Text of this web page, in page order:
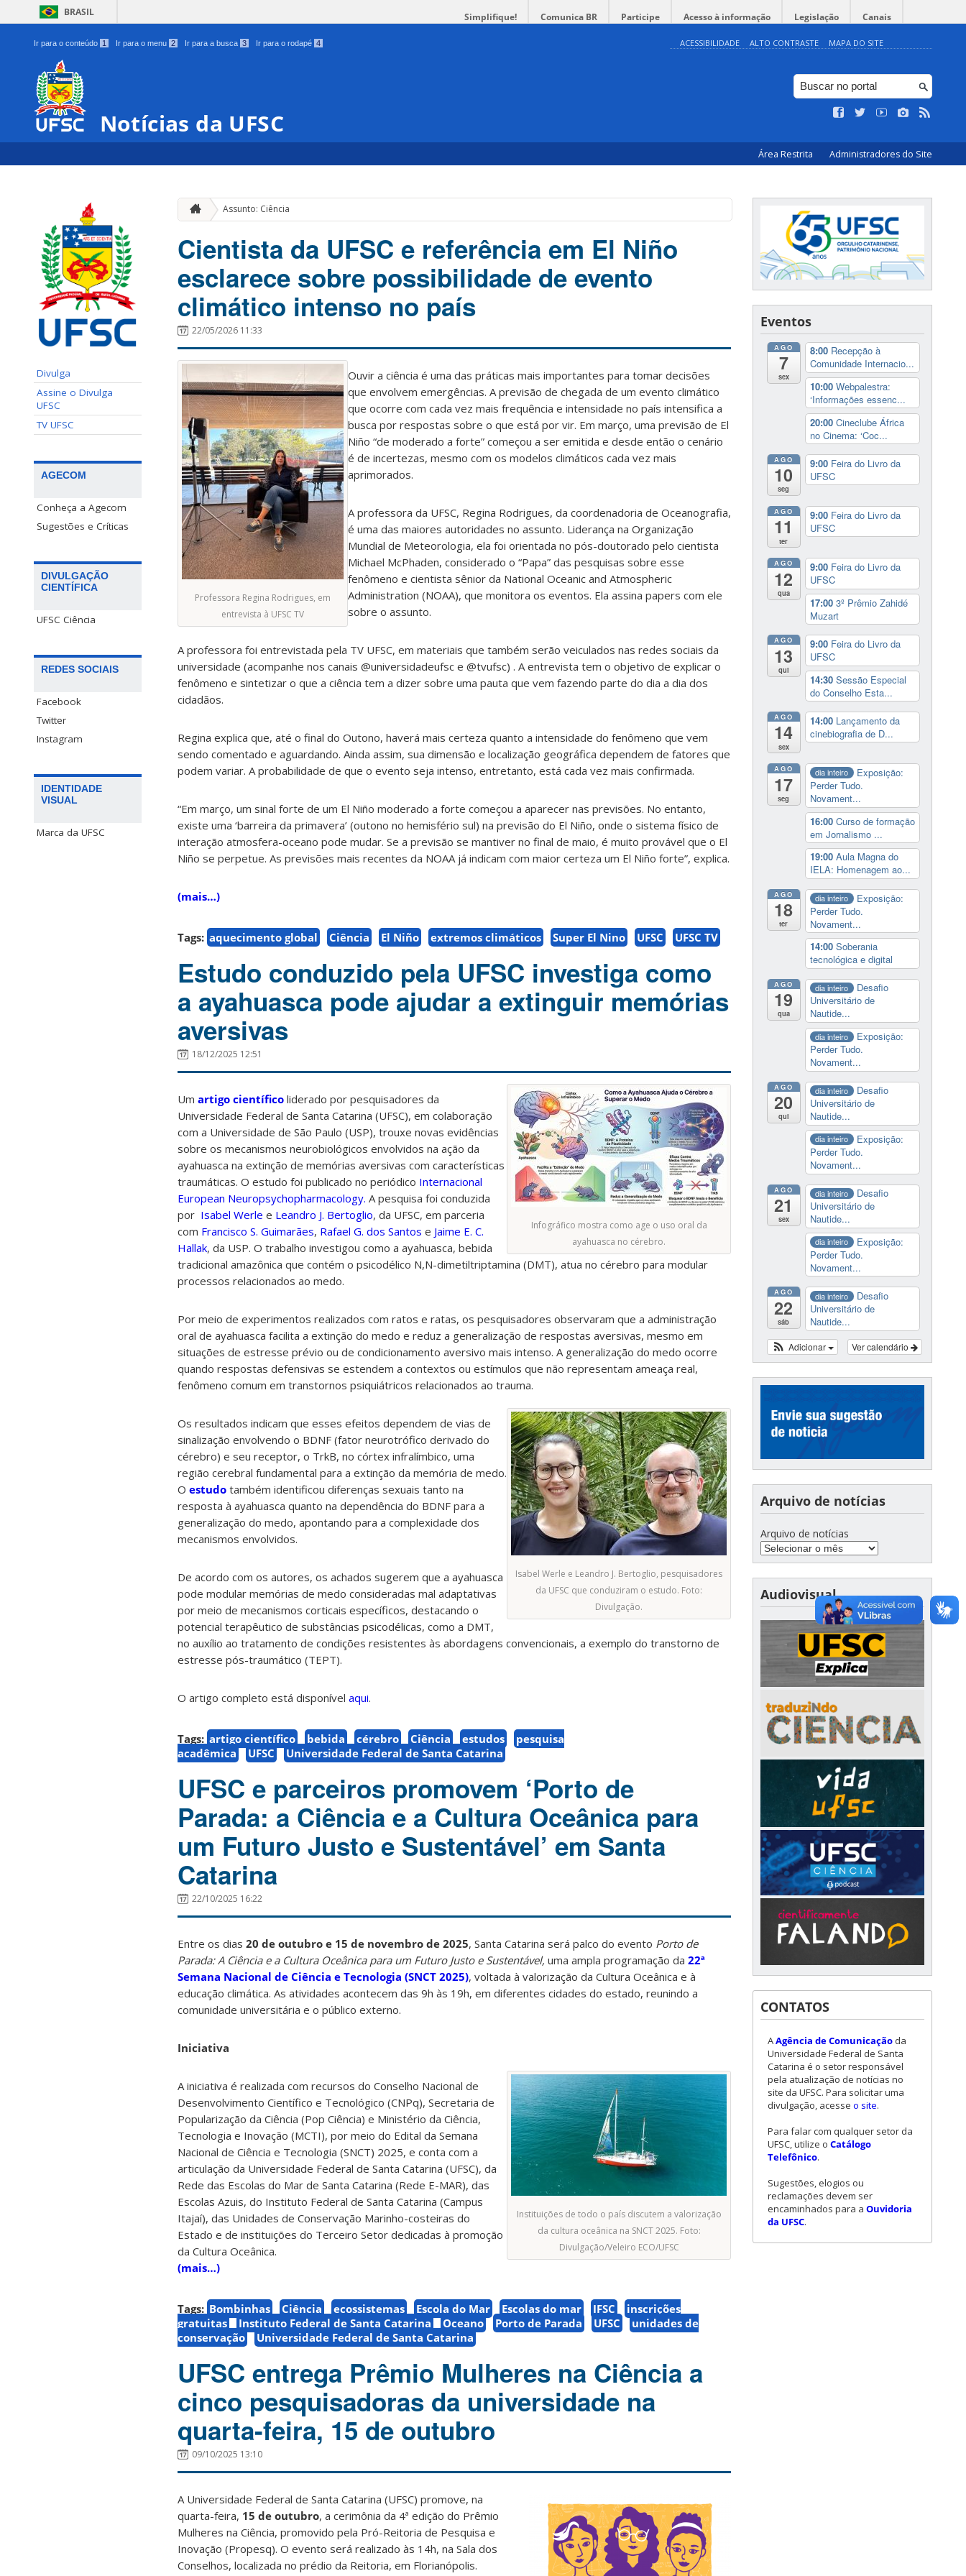
BRASIL Simplifique! Comunica BR Participe Acesso à informação Legislação Canais
Ir para o conteúdo 1 Ir para o menu 2 Ir para a busca 3 Ir para o rodapé 4 ACESSIBILIDADE ALTO CONTRASTE MAPA DO SITE
Notícias da UFSC
Área Restrita Administradores do Site
Divulga
Assine o Divulga
UFSC
TV UFSC
AGECOM
Conheça a Agecom
Sugestões e Críticas
DIVULGAÇÃO
CIENTÍFICA
UFSC Ciência
REDES SOCIAIS
Facebook
Twitter
Instagram
IDENTIDADE
VISUAL
Marca da UFSC
Assunto: Ciência
Cientista da UFSC e referência em El Niño
esclarece sobre possibilidade de evento
climático intenso no país
22/05/2026 11:33
Professora Regina Rodrigues, em
entrevista à UFSC TV
Ouvir a ciência é uma das práticas mais importantes para tomar decisões
que envolvem emergências. A previsão de chegada de um evento climático
que ocorre com cada vez mais frequência e intensidade no país intensifica a
busca por respostas sobre o que está por vir. Em março, uma previsão de El
Niño “de moderado a forte” começou a ser emitida e desde então o cenário
é de incertezas, mesmo com os modelos climáticos cada vez mais
aprimorados.
A professora da UFSC, Regina Rodrigues, da coordenadoria de Oceanografia,
é uma das maiores autoridades no assunto. Liderança na Organização
Mundial de Meteorologia, ela foi orientada no pós-doutorado pelo cientista
Michael McPhaden, considerado o “Papa” das pesquisas sobre esse
fenômeno e cientista sênior da National Oceanic and Atmospheric
Administration (NOAA), que monitora os eventos. Ela assina papers com ele
sobre o assunto.
A professora foi entrevistada pela TV UFSC, em materiais que também serão veiculados nas redes sociais da
universidade (acompanhe nos canais @universidadeufsc e @tvufsc) . A entrevista tem o objetivo de explicar o
fenômeno e sintetizar o que a ciência tem a dizer sobre uma pauta que vem fazendo parte do dia a dia dos
cidadãos.
Regina explica que, até o final do Outono, haverá mais certeza quanto a intensidade do fenômeno que vem
sendo comentado e aguardando. Ainda assim, sua dimensão e localização geográfica dependem de fatores que
podem variar. A probabilidade de que o evento seja intenso, entretanto, está cada vez mais confirmada.
“Em março, um sinal forte de um El Niño moderado a forte começou a aparecer nas previsões. No entanto,
existe uma ‘barreira da primavera’ (outono no hemisfério sul) na previsão do El Niño, onde o sistema físico de
interação atmosfera-oceano pode mudar. Se a previsão se mantiver no final de maio, é muito provável que o El
Niño se perpetue. As previsões mais recentes da NOAA já indicam com maior certeza um El Niño forte”, explica.
(mais…)
Tags: aquecimento global Ciência El Niño extremos climáticos Super El Nino UFSC UFSC TV
Estudo conduzido pela UFSC investiga como
a ayahuasca pode ajudar a extinguir memórias
aversivas
18/12/2025 12:51
Infográfico mostra como age o uso oral da
ayahuasca no cérebro.
Um artigo científico liderado por pesquisadores da
Universidade Federal de Santa Catarina (UFSC), em colaboração
com a Universidade de São Paulo (USP), trouxe novas evidências
sobre os mecanismos neurobiológicos envolvidos na ação da
ayahuasca na extinção de memórias aversivas com características
traumáticas. O estudo foi publicado no periódico Internacional
European Neuropsychopharmacology. A pesquisa foi conduzida
por Isabel Werle e Leandro J. Bertoglio, da UFSC, em parceria
com Francisco S. Guimarães, Rafael G. dos Santos e Jaime E. C.
Hallak, da USP. O trabalho investigou como a ayahuasca, bebida
tradicional amazônica que contém o psicodélico N,N-dimetiltriptamina (DMT), atua no cérebro para modular
processos relacionados ao medo.
Por meio de experimentos realizados com ratos e ratas, os pesquisadores observaram que a administração
oral de ayahuasca facilita a extinção do medo e reduz a generalização de respostas aversivas, mesmo em
situações de estresse prévio ou de condicionamento aversivo mais intenso. A generalização do medo ocorre
quando respostas defensivas se estendem a contextos ou estímulos que não representam ameaça real,
fenômeno comum em transtornos psiquiátricos relacionados ao trauma.
Isabel Werle e Leandro J. Bertoglio, pesquisadores
da UFSC que conduziram o estudo. Foto:
Divulgação.
Os resultados indicam que esses efeitos dependem de vias de
sinalização envolvendo o BDNF (fator neurotrófico derivado do
cérebro) e seu receptor, o TrkB, no córtex infralímbico, uma
região cerebral fundamental para a extinção da memória de medo.
O estudo também identificou diferenças sexuais tanto na
resposta à ayahuasca quanto na dependência do BDNF para a
generalização do medo, apontando para a complexidade dos
mecanismos envolvidos.
De acordo com os autores, os achados sugerem que a ayahuasca
pode modular memórias de medo consideradas mal adaptativas
por meio de mecanismos corticais específicos, destacando o
potencial terapêutico de substâncias psicodélicas, como a DMT,
no auxílio ao tratamento de condições resistentes às abordagens convencionais, a exemplo do transtorno de
estresse pós-traumático (TEPT).
O artigo completo está disponível aqui.
Tags: artigo científico bebida cérebro Ciência estudos
pesquisa
acadêmica
UFSC Universidade Federal de Santa Catarina
UFSC e parceiros promovem ‘Porto de
Parada: a Ciência e a Cultura Oceânica para
um Futuro Justo e Sustentável’ em Santa
Catarina
22/10/2025 16:22
Entre os dias 20 de outubro e 15 de novembro de 2025, Santa Catarina será palco do evento Porto de
Parada: A Ciência e a Cultura Oceânica para um Futuro Justo e Sustentável, uma ampla programação da 22ª
Semana Nacional de Ciência e Tecnologia (SNCT 2025), voltada à valorização da Cultura Oceânica e à
educação climática. As atividades acontecem das 9h às 19h, em diferentes cidades do estado, reunindo a
comunidade universitária e o público externo.
Iniciativa
Instituições de todo o país discutem a valorização
da cultura oceânica na SNCT 2025. Foto:
Divulgação/Veleiro ECO/UFSC
A iniciativa é realizada com recursos do Conselho Nacional de
Desenvolvimento Científico e Tecnológico (CNPq), Secretaria de
Popularização da Ciência (Pop Ciência) e Ministério da Ciência,
Tecnologia e Inovação (MCTI), por meio do Edital da Semana
Nacional de Ciência e Tecnologia (SNCT) 2025, e conta com a
articulação da Universidade Federal de Santa Catarina (UFSC), da
Rede das Escolas do Mar de Santa Catarina (Rede E-MAR), das
Escolas Azuis, do Instituto Federal de Santa Catarina (Campus
Itajaí), das Unidades de Conservação Marinho-costeiras do
Estado e de instituições do Terceiro Setor dedicadas à promoção
da Cultura Oceânica.
(mais…)
Tags: Bombinhas Ciência ecossistemas Escola do Mar Escolas do mar IFSC
inscrições
gratuitas
Instituto Federal de Santa Catarina Oceano Porto de Parada UFSC
unidades de
conservação
Universidade Federal de Santa Catarina
UFSC entrega Prêmio Mulheres na Ciência a
cinco pesquisadoras da universidade na
quarta-feira, 15 de outubro
09/10/2025 13:10
A Universidade Federal de Santa Catarina (UFSC) promove, na
quarta-feira, 15 de outubro, a cerimônia da 4ª edição do Prêmio
Mulheres na Ciência, promovido pela Pró-Reitoria de Pesquisa e
Inovação (Propesq). O evento será realizado às 14h, na Sala dos
Conselhos, localizada no prédio da Reitoria, em Florianópolis.
Eventos
AGO
7
sex
8:00 Recepção à
Comunidade Internacio...
10:00 Webpalestra:
‘Informações essenc...
20:00 Cineclube África
no Cinema: ‘Coc...
AGO
10
seg
9:00 Feira do Livro da
UFSC
AGO
11
ter
9:00 Feira do Livro da
UFSC
AGO
12
qua
9:00 Feira do Livro da
UFSC
17:00 3º Prêmio Zahidé
Muzart
AGO
13
qui
9:00 Feira do Livro da
UFSC
14:30 Sessão Especial
do Conselho Esta...
AGO
14
sex
14:00 Lançamento da
cinebiografia de D...
AGO
17
seg
dia inteiro
Exposição:
Perder Tudo.
Novament...
16:00 Curso de formação
em Jornalismo ...
19:00 Aula Magna do
IELA: Homenagem ao...
AGO
18
ter
dia inteiro
Exposição:
Perder Tudo.
Novament...
14:00 Soberania
tecnológica e digital
AGO
19
qua
dia inteiro
Desafio
Universitário de
Nautide...
dia inteiro
Exposição:
Perder Tudo.
Novament...
AGO
20
qui
dia inteiro
Desafio
Universitário de
Nautide...
dia inteiro
Exposição:
Perder Tudo.
Novament...
AGO
21
sex
dia inteiro
Desafio
Universitário de
Nautide...
dia inteiro
Exposição:
Perder Tudo.
Novament...
AGO
22
sáb
dia inteiro
Desafio
Universitário de
Nautide...
Ver calendário
Adicionar
Arquivo de notícias
Arquivo de notícias
Audiovisual
CONTATOS
AAgência de Comunicação da
Universidade Federal de Santa
Catarina é o setor responsável
pela atualização de notícias no
site da UFSC. Para solicitar uma
divulgação, acesse o site.
Para falar com qualquer setor da
UFSC, utilize o Catálogo
Telefônico.
Sugestões, elogios ou
reclamações devem ser
encaminhados para a Ouvidoria
da UFSC.